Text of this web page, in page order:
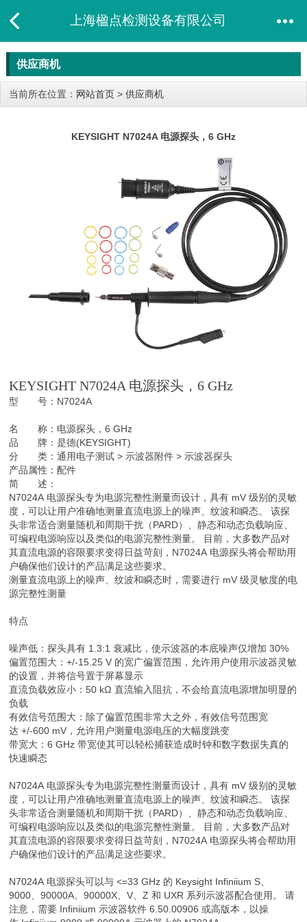
上海楹点检测设备有限公司
供应商机
当前所在位置： 网站首页 > 供应商机
KEYSIGHT N7024A 电源探头，6 GHz
KEYSIGHT N7024A 电源探头，6 GHz
型 号：N7024A
名 称：电源探头，6 GHz
品 牌：是德(KEYSIGHT)
分 类：通用电子测试 > 示波器附件 > 示波器探头
产品属性：配件
简 述：
N7024A 电源探头专为电源完整性测量而设计，具有 mV 级别的灵敏
度，可以让用户准确地测量直流电源上的噪声、纹波和瞬态。 该探
头非常适合测量随机和周期干扰（PARD）、静态和动态负载响应、
可编程电源响应以及类似的电源完整性测量。 目前，大多数产品对
其直流电源的容限要求变得日益苛刻，N7024A 电源探头将会帮助用
户确保他们设计的产品满足这些要求。
测量直流电源上的噪声、纹波和瞬态时，需要进行 mV 级灵敏度的电
源完整性测量
特点
噪声低：探头具有 1.3:1 衰减比，使示波器的本底噪声仅增加 30%
偏置范围大：+/-15.25 V 的宽广偏置范围，允许用户使用示波器灵敏
的设置，并将信号置于屏幕显示
直流负载效应小：50 kΩ 直流输入阻抗，不会给直流电源增加明显的
负载
有效信号范围大：除了偏置范围非常大之外，有效信号范围宽
达 +/-600 mV，允许用户测量电源电压的大幅度跳变
带宽大：6 GHz 带宽使其可以轻松捕获造成时钟和数字数据失真的
快速瞬态
N7024A 电源探头专为电源完整性测量而设计，具有 mV 级别的灵敏
度，可以让用户准确地测量直流电源上的噪声、纹波和瞬态。 该探
头非常适合测量随机和周期干扰（PARD）、静态和动态负载响应、
可编程电源响应以及类似的电源完整性测量。 目前，大多数产品对
其直流电源的容限要求变得日益苛刻，N7024A 电源探头将会帮助用
户确保他们设计的产品满足这些要求。
N7024A 电源探头可以与 <=33 GHz 的 Keysight Infiniium S、
9000、90000A、90000X、V、Z 和 UXR 系列示波器配合使用。 请
注意，需要 Infiniium 示波器软件 6.50.00906 或高版本，以操